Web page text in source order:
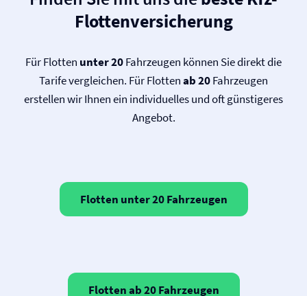
Flotten­versicherung
Für Flotten unter 20Fahrzeugen können Sie direkt die
Tarife vergleichen. Für Flottenab 20Fahrzeugen
erstellen wir Ihnen ein individuelles und oft günstigeres
Angebot.
Flotten unter 20 Fahrzeugen
Flotten ab 20 Fahrzeugen